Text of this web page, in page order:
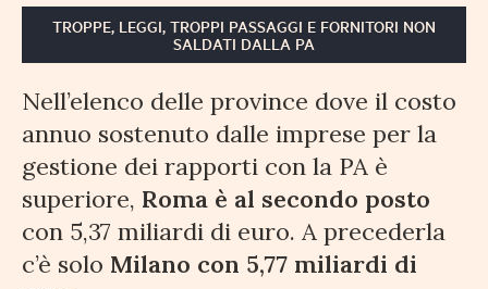
TROPPE, LEGGI, TROPPI PASSAGGI E FORNITORI NON
SALDATI DALLA PA
Nell’elenco delle province dove il costo
annuo sostenuto dalle imprese per la
gestione dei rapporti con la PA è
superiore, Roma è al secondo posto
con 5,37 miliardi di euro. A precederla
c’è solo Milano con 5,77 miliardi di